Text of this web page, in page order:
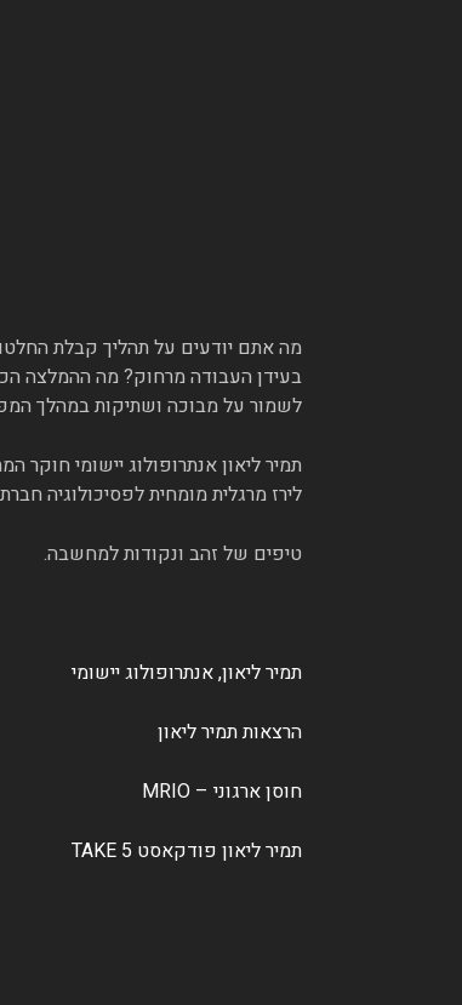
מה אתם יודעים על תהליך קבלת
בעידן העבודה מרחוק? מה ההמלצה
לשמור על מבוכה ושתיקות במהלך
תמיר ליאון אנתרופולוג יישומי
לירז מרגלית מומחית לפסיכולוגיה
טיפים של זהב ונקודות למחשבה.
תמיר ליאון, אנתרופולוג יישומי
הרצאות תמיר ליאון
חוסן ארגוני – MRIO
תמיר ליאון פודקאסט TAKE 5